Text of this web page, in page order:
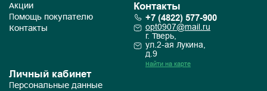
Акции
Помощь покупателю
Контакты
Контакты
+7 (4822) 577-900
opt0907@mail.ru
г. Тверь,
ул.2-ая Лукина,
д.9
Найти на карте
Личный кабинет
Персональные данные